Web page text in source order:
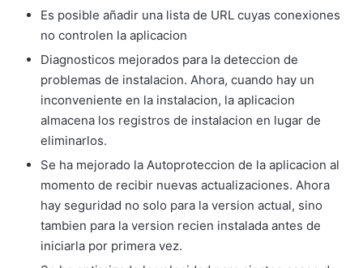
Es posible añadir una lista de URL cuyas conexiones
no controlen la aplicacion
Diagnosticos mejorados para la deteccion de
problemas de instalacion. Ahora, cuando hay un
inconveniente en la instalacion, la aplicacion
almacena los registros de instalacion en lugar de
eliminarlos.
Se ha mejorado la Autoproteccion de la aplicacion al
momento de recibir nuevas actualizaciones. Ahora
hay seguridad no solo para la version actual, sino
tambien para la version recien instalada antes de
iniciarla por primera vez.